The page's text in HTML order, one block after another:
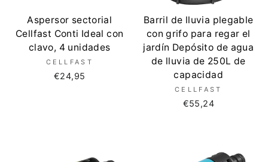
Aspersor sectorial
Cellfast Conti Ideal con
clavo, 4 unidades
CELLFAST
€24,95
Barril de lluvia plegable
con grifo para regar el
jardín Depósito de agua
de lluvia de 250L de
capacidad
CELLFAST
€55,24